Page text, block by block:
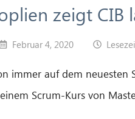
zeigt
Februar 4, 2020
immer auf dem neuesten
Scrum-Kurs von